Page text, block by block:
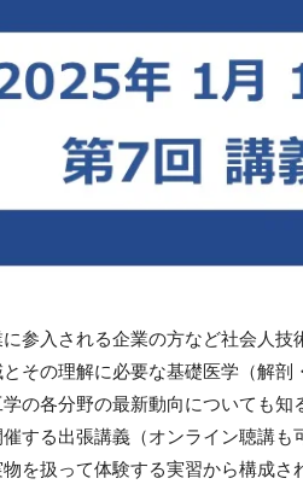
参入される企業の方など社会人
その理解に必要な基礎医学（解
の各分野の最新動向についても
する出張講義（オンライン聴講
を扱って体験する実習から構成さ